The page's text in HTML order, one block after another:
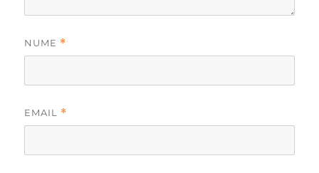
NUME *
EMAIL *